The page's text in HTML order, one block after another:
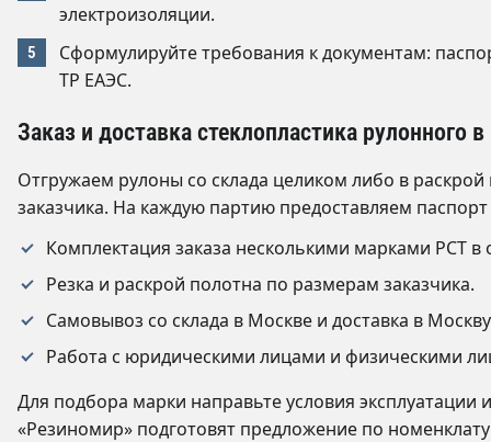
электроизоляции.
Сформулируйте требования к документам:
ТР ЕАЭС.
Заказ и доставка стеклопластика рулонного
Отгружаем рулоны со склада целиком либо в
заказчика. На каждую партию предоставляем
Комплектация заказа несколькими марками РСТ в
Резка и раскрой полотна по размерам заказчика.
Самовывоз со склада в Москве и доставка в
Работа с юридическими лицами и физическими
Для подбора марки направьте условия
«Резиномир» подготовят предложение по